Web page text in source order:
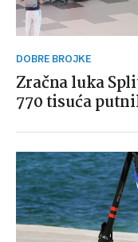
DOBRE BROJKE
Zračna luka
770 tisuća